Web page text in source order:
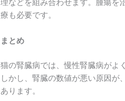
理などを組み合わせます。腫瘍を
療も必要です。
まとめ
猫の腎臓病では、慢性腎臓病がよ
しかし、腎臓の数値が悪い原因が
あります。